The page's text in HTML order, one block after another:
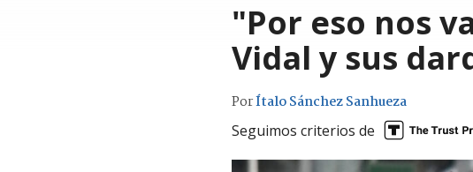
"Por eso nos
Vidal y sus
PorÍtalo Sánchez Sanhueza
Seguimos criterios de